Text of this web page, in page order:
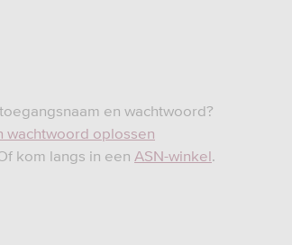
en wachtwoord?
wachtwoord oplossen
kom langs in een ASN-winkel.